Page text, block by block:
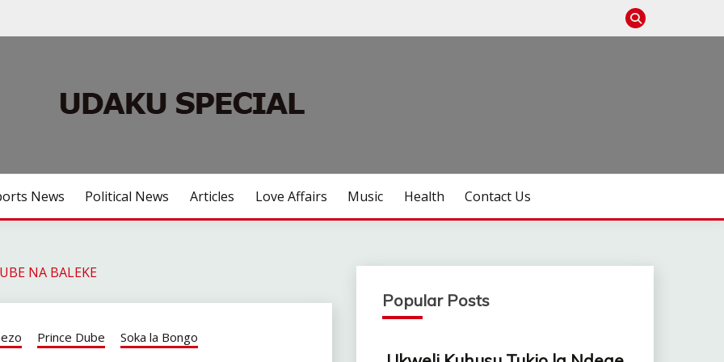
News Political News Articles Love Affairs Music Health Contact Us
NA BALEKE
Prince Dube
Soka la Bongo
Popular Posts